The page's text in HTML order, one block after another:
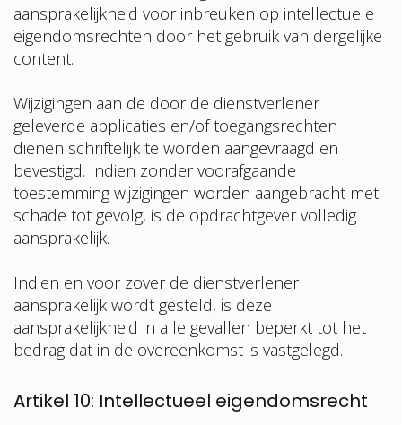
aansprakelijkheid voor inbreuken op intellectuele
eigendomsrechten door het gebruik van dergelijke
content.
Wijzigingen aan de door de dienstverlener
geleverde applicaties en/of toegangsrechten
dienen schriftelijk te worden aangevraagd en
bevestigd. Indien zonder voorafgaande
toestemming wijzigingen worden aangebracht met
schade tot gevolg, is de opdrachtgever volledig
aansprakelijk.
Indien en voor zover de dienstverlener
aansprakelijk wordt gesteld, is deze
aansprakelijkheid in alle gevallen beperkt tot het
bedrag dat in de overeenkomst is vastgelegd.
Artikel 10: Intellectueel eigendomsrecht